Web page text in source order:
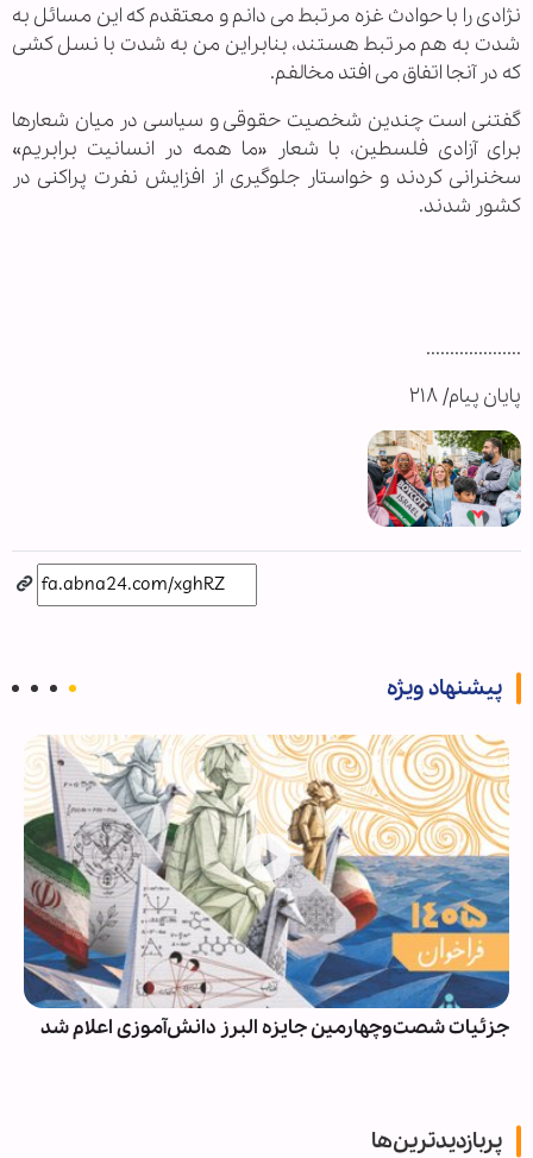
نژادی را با حوادث غزه مرتبط می دانم و معتقدم که این مسائل به
شدت به هم مرتبط هستند، بنابراین من به شدت با نسل کشی
که در آنجا اتفاق می افتد مخالفم.
گفتنی است چندین شخصیت حقوقی و سیاسی در میان شعارها
برای آزادی فلسطین، با شعار «ما همه در انسانیت برابریم»
سخنرانی کردند و خواستار جلوگیری از افزایش نفرت پراکنی در
کشور شدند.
....................
پایان پیام/ ۲۱۸
پیشنهاد ویژه
جایزه البرز دانش‌آموزی اعلام شد حضور مردم در خیابان به ۱۶۱ شب
پربازدیدترین‌ها